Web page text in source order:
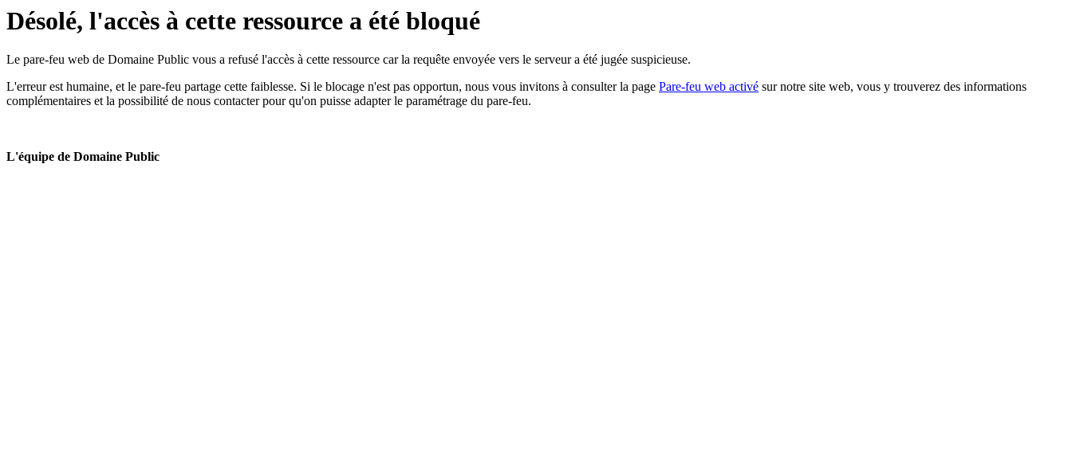
Désolé, l'accès à cette ressource a été bloqué
Le pare-feu web de Domaine Public vous a refusé l'accès à cette ressource car la requête envoyée vers le serveur a été jugée suspicieuse.
L'erreur est humaine, et le pare-feu partage cette faiblesse. Si le blocage n'est pas opportun, nous vous invitons à consulter la page Pare-feu web activé sur notre site web, vous y trouverez des informations
complémentaires et la possibilité de nous contacter pour qu'on puisse adapter le paramétrage du pare-feu.
L'équipe de Domaine Public